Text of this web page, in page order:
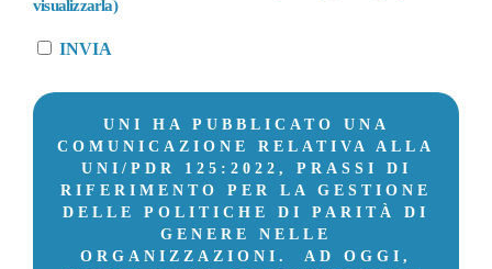
visualizzarla)
INVIA
UNI HA PUBBLICATO UNA
COMUNICAZIONE RELATIVA ALLA
UNI/PDR 125:2022, PRASSI DI
RIFERIMENTO PER LA GESTIONE
DELLE POLITICHE DI PARITÀ DI
GENERE NELLE
ORGANIZZAZIONI. AD OGGI,